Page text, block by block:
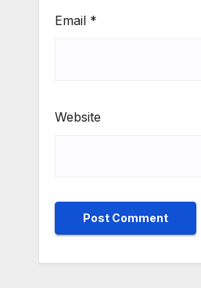
Email *
Website